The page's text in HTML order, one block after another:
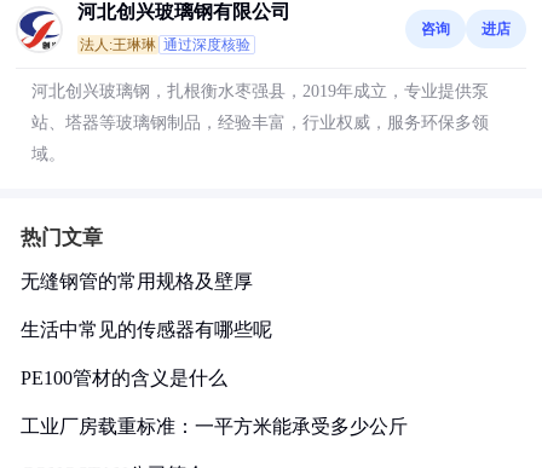
河北创兴玻璃钢有限公司
法人:王琳琳 通过深度核验
咨询 进店
河北创兴玻璃钢，扎根衡水枣强县，2019年成立，专业提供泵
站、塔器等玻璃钢制品，经验丰富，行业权威，服务环保多领
域。
热门文章
无缝钢管的常用规格及壁厚
生活中常见的传感器有哪些呢
PE100管材的含义是什么
工业厂房载重标准：一平方米能承受多少公斤